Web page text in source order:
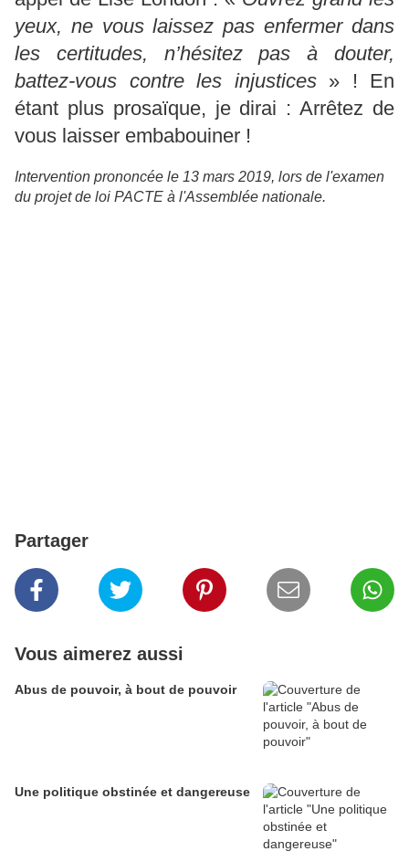
yeux, ne vous laissez pas enfermer dans
les certitudes, n’hésitez pas à douter,
battez-vous contre les injustices» ! En
étant plus prosaïque, je dirai : Arrêtez de
vous laisser embabouiner !
Intervention prononcée le 13 mars 2019, lors de l'examen
du projet de loi PACTE à l'Assemblée nationale.
Partager
Vous aimerez aussi
Abus de pouvoir, à bout de pouvoir
Une politique obstinée et dangereuse